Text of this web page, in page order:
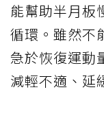
能幫助半月板
循環。雖然不
急於恢復運動
減輕不適、延